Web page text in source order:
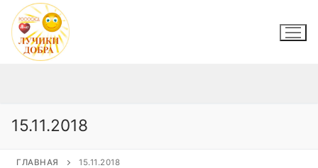
Перейти
содержимому
15.11.2018
ГЛАВНАЯ 15.11.2018